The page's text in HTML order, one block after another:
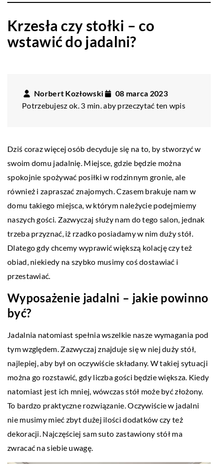
Krzesła czy stołki – co
wstawić do jadalni?
Norbert Kozłowski
08 marca 2023
Potrzebujesz ok. 3 min. aby przeczytać ten wpis
Dziś coraz więcej osób decyduje się na to, by stworzyć w
swoim domu jadalnię. Miejsce, gdzie będzie można
spokojnie spożywać posiłki w rodzinnym gronie, ale
również i zapraszać znajomych. Czasem brakuje nam w
domu takiego miejsca, w którym należycie podejmiemy
naszych gości. Zazwyczaj służy nam do tego salon, jednak
trzeba przyznać, iż rzadko posiadamy w nim duży stół.
Dlatego gdy chcemy wyprawić większą kolację czy też
obiad, niekiedy na szybko musimy coś dostawiać i
przestawiać.
Wyposażenie jadalni – jakie powinno
być?
Jadalnia natomiast spełnia wszelkie nasze wymagania pod
tym względem. Zazwyczaj znajduje się w niej duży stół,
najlepiej, aby był on oczywiście składany. W takiej sytuacji
można go rozstawić, gdy liczba gości będzie większa. Kiedy
natomiast jest ich mniej, wówczas stół może być złożony.
To bardzo praktyczne rozwiązanie. Oczywiście w jadalni
nie musimy mieć zbyt dużej ilości dodatków czy też
dekoracji. Najczęściej sam suto zastawiony stół ma
zwracać na siebie uwagę.